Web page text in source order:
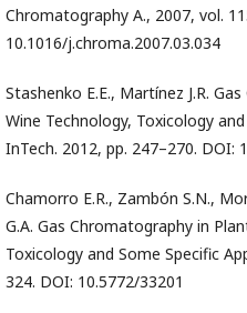
Chromatography A., 2007, vol.
10.1016/j.chroma.2007.03.034
Stashenko E.E., Martínez J.R.
Wine Technology, Toxicology
InTech. 2012, pp. 247–270. DOI:
Chamorro E.R., Zambón S.N.,
G.A. Gas Chromatography in
Toxicology and Some Specific
324. DOI: 10.5772/33201